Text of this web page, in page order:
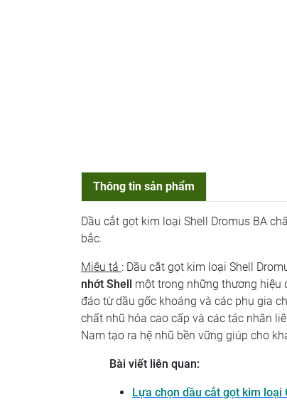
Thông tin sản phẩm
Dầu cắt gọt kim loại Shell Dromus BA
bắc.
Miêu tả : Dầu cắt gọt kim loại Shell
nhớt Shell một trong những thương hiệu
đáo từ dầu gốc khoáng và các phụ gia
chất nhũ hóa cao cấp và các tác nhân
Nam tạo ra hệ nhũ bền vững giúp cho
Bài viết liên quan:
Lựa chọn dầu cắt gọt kim loại